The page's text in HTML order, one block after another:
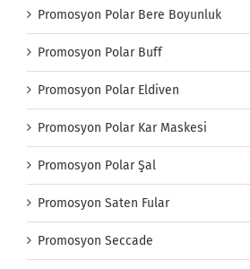
Promosyon Polar Bere Boyunluk
Promosyon Polar Buff
Promosyon Polar Eldiven
Promosyon Polar Kar Maskesi
Promosyon Polar Şal
Promosyon Saten Fular
Promosyon Seccade